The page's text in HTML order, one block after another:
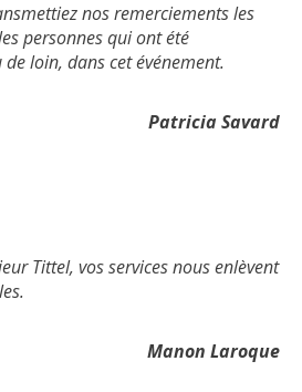
nos remerciements les
personnes qui ont été
loin, dans cet événement.
Patricia Savard
Tittel, vos services nous enlèvent
Manon Laroque